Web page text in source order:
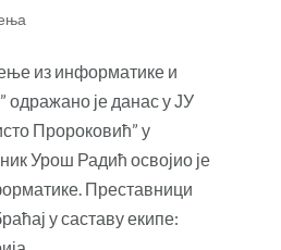
из информатике и
одражано је данас у ЈУ
Пророковић” у
Урош Радић освојио је
Преставници
у саставу екипе: